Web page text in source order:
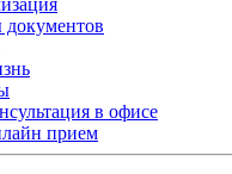
в офисе
прием